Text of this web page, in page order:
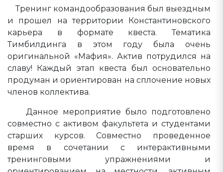
Тренинг командообразования был выездным
и прошел на территории Константиновского
карьера в формате квеста. Тематика
Тимбилдинга в этом году была очень
оригинальной «Мафия». Актив потрудился на
славу! Каждый этап квеста был основательно
продуман и ориентирован на сплочение новых
членов коллектива.
Данное мероприятие было подготовлено
совместно с активом факультета и студентами
старших курсов. Совместно проведенное
время в сочетании с интерактивными
тренинговыми упражнениями и